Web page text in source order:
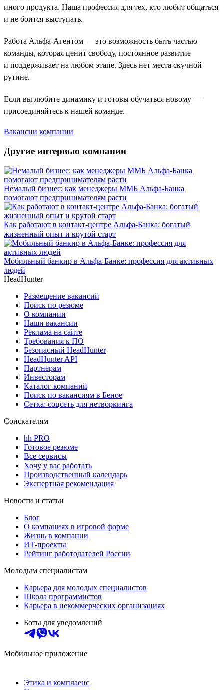
иного продукта. Наша профессия для тех, кто любит общаться
и не боится выступать.
Работа Альфа-Агентом — это возможность быть частью
команды, которая ценит свободу, постоянное развитие
и поддерживает на любом этапе. Здесь нет места скучной
рутине.
Если вы любите динамику и готовы обучаться новому —
присоединяйтесь к нашей команде.
Вакансии компании
Другие интервью компании
Немалый бизнес: как менеджеры ММБ Альфа-Банка
помогают предпринимателям расти
Как работают в контакт-центре Альфа-Банка: богатый
жизненный опыт и крутой старт
Мобильный банкир в Альфа-Банке: профессия для активных
людей
HeadHunter
Размещение вакансий
Поиск по резюме
О компании
Наши вакансии
Реклама на сайте
Требования к ПО
Безопасный HeadHunter
HeadHunter API
Партнерам
Инвесторам
Каталог компаний
Поиск по вакансиям в Беное
Сетка: соцсеть для нетворкинга
Соискателям
hh PRO
Готовое резюме
Все сервисы
Хочу у вас работать
Производственный календарь
Экспертная рекомендация
Новости и статьи
Блог
О компаниях в игровой форме
Жизнь в компании
ИТ-проекты
Рейтинг работодателей России
Молодым специалистам
Карьера для молодых специалистов
Школа программистов
Карьера в некоммерческих организациях
Боты для уведомлений
Мобильное приложение
Этика и комплаенс